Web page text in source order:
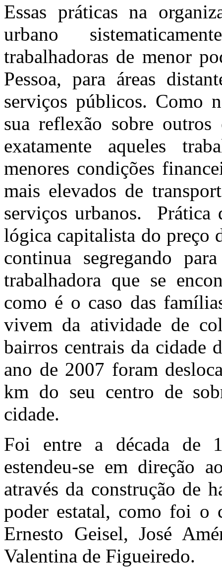
Essas práticas na
urbano
trabalhadoras de menor
Pessoa, para áreas
serviços públicos. Como
sua reflexão sobre outros
exatamente aqueles
menores condições
mais elevados de
serviços urbanos. Prática
lógica capitalista do preço
continua segregando
trabalhadora que se
como é o caso das
vivem da atividade de
bairros centrais da cidade
ano de 2007 foram
km do seu centro de
cidade.
Foi entre a década de
estendeu-se em direção
através da construção de
poder estatal, como foi o
Ernesto Geisel, José
Valentina de Figueiredo.